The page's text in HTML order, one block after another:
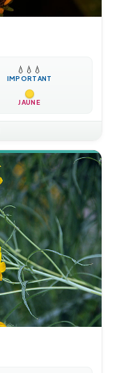
💧 💧 💧
IMPORTANT
JAUNE